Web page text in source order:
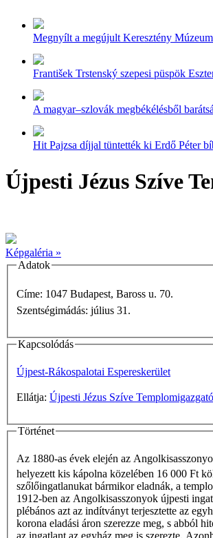
Megnyílt a megújult Keresztény
František Trstenský szepesi püspök
A magyar–szlovák megbékélésből
Hit Pajzsa díjjal tüntették ki Erdő Péter
Újpesti Jézus Szíve
Képgaléria »
Adatok
Címe: 1047 Budapest, Baross u. 70.
Szentségimádás: július 31.
Kapcsolódás
Újpest-Rákospalotai Espereskerület
Ellátja: Újpesti Jézus Szíve
Történet
Az 1880-as évek elején az
helyezett kis kápolna közelében 16 000 Ft
szőlőingatlanukat bármikor eladnák, a
1912-ben az Angolkisasszonyok újpesti
plébános azt az indítványt terjesztette az
korona eladási áron szerezze meg, s abból
az ingatlant az egyház meg is szerezte.